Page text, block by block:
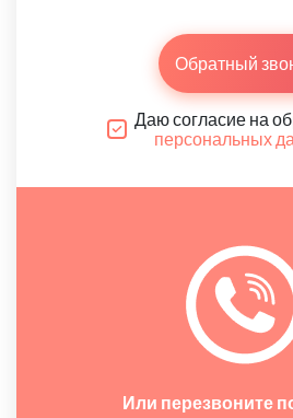
Обратный
Даю согласие на
персональных
Или перезвоните